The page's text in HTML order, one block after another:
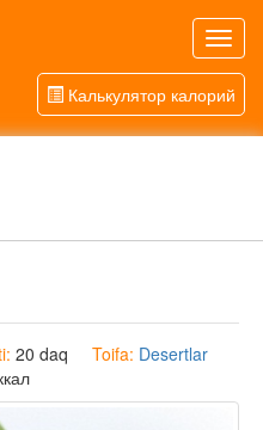
Калькулятор калорий
20 daq Toifa: Desertlar